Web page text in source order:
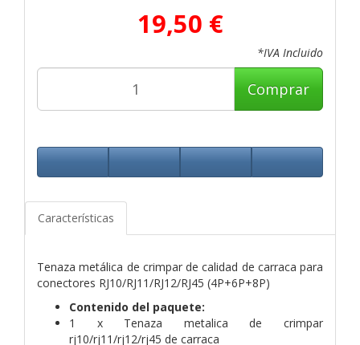
19,50 €
*IVA Incluido
Comprar
Características
Tenaza metálica de crimpar de calidad de carraca para
conectores RJ10/RJ11/RJ12/RJ45 (4P+6P+8P)
Contenido del paquete:
1 x Tenaza metalica de crimpar
rj10/rj11/rj12/rj45 de carraca